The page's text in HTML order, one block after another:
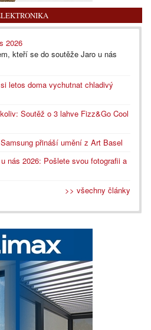
2026
kteří se do soutěže Jaro u nás
letos doma vychutnat chladivý
Soutěž o 3 lahve Fizz&Go Cool
přináší umění z Art Basel
nás 2026: Pošlete svou fotografii a
>> všechny články